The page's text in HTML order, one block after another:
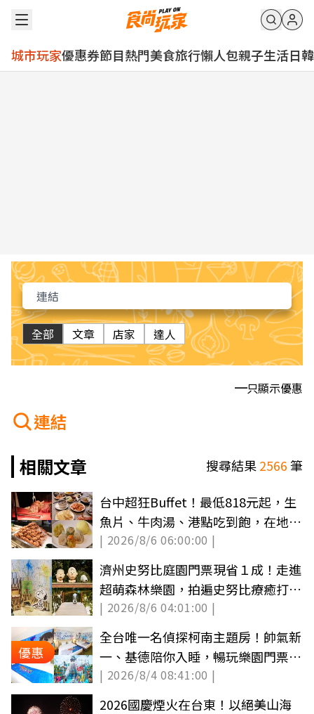
城市玩家優惠券節目熱門美食旅行懶人包親子生活日韓
全部 文章 店家 達人
只顯示優惠
連結
相關文章
搜尋結果2566筆
台中超狂Buffet！最低818元起，生
魚片、牛肉湯、港點吃到飽，在地人
最高７折
| 2026/8/6 06:00:00 |
濟州史努比庭園門票現省１成！走進
超萌森林樂園，拍遍史努比療癒打卡
景點
| 2026/8/6 04:01:00 |
優惠
全台唯一名偵探柯南主題房！帥氣新
一、基德陪你入睡，暢玩樂園門票最
低100元
| 2026/8/4 08:41:00 |
2026國慶煙火在台東！以絕美山海